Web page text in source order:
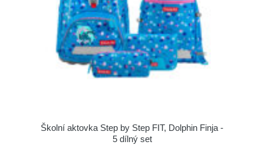
Školní aktovka Step by Step FIT, Dolphin Finja -
5 dílný set